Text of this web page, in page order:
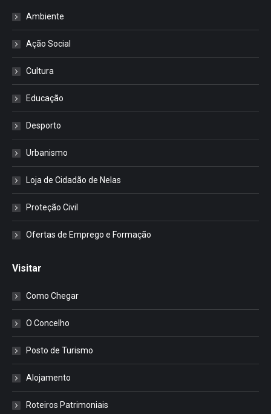
Ambiente
Ação Social
Cultura
Educação
Desporto
Urbanismo
Loja de Cidadão de Nelas
Proteção Civil
Ofertas de Emprego e Formação
Visitar
Como Chegar
O Concelho
Posto de Turismo
Alojamento
Roteiros Patrimoniais